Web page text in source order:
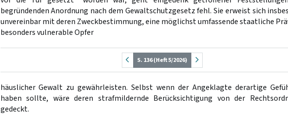
begründenden Anordnung nach dem Gewaltschutzgesetz fehl. Sie erweist sich
unvereinbar mit deren Zweckbestimmung, eine möglichst umfassende staatliche
besonders vulnerable Opfer
S. 136 (Heft 5/2026)
häuslicher Gewalt zu gewährleisten. Selbst wenn der Angeklagte derartige
haben sollte, wäre deren strafmildernde Berücksichtigung von der
gedeckt.